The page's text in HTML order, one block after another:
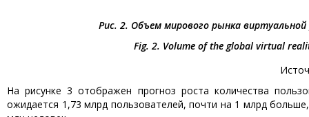
Рис. 2. Объем мирового рынка
Fig. 2. Volume of the global virtual
На рисунке 3 отображен прогноз роста количества
ожидается 1,73 млрд пользователей, почти на 1 млрд